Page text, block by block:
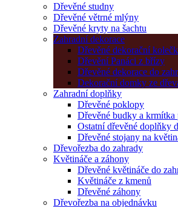
Dřevěné studny
Dřevěné větrné mlýny
Dřevěné kryty na šachtu
Zahradní dekorace
Dřevěné dekorační
Dřevění Panáci z břízy
Dřevěné dekorace do
Dekorační domky ze
Zahradní doplňky
Dřevěné poklopy
Dřevěné budky a krmítka
Ostatní dřevěné doplňky
Dřevěné stojany na
Dřevořezba do zahrady
Květináče a záhony
Dřevěné květináče do
Květináče z kmenů
Dřevěné záhony
Dřevořezba na objednávku